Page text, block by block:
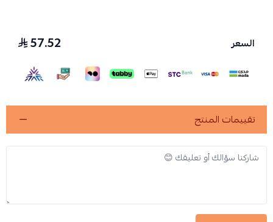
السعر 57.52
تقييمات المنتج